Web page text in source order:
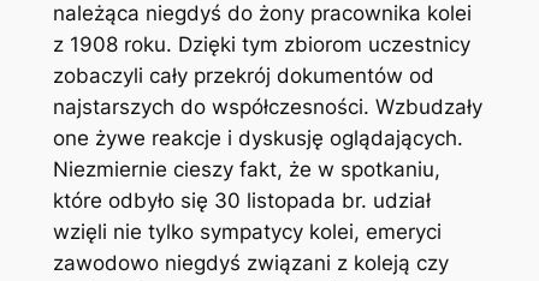
należąca niegdyś do żony pracownika kolei
z 1908 roku. Dzięki tym zbiorom uczestnicy
zobaczyli cały przekrój dokumentów od
najstarszych do współczesności. Wzbudzały
one żywe reakcje i dyskusję oglądających.
Niezmiernie cieszy fakt, że w spotkaniu,
które odbyło się 30 listopada br. udział
wzięli nie tylko sympatycy kolei, emeryci
zawodowo niegdyś związani z koleją czy